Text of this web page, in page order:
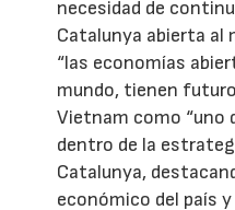
necesidad de
Catalunya abierta al
“las economías
mundo, tienen
Vietnam como “uno
dentro de la
Catalunya,
económico del país